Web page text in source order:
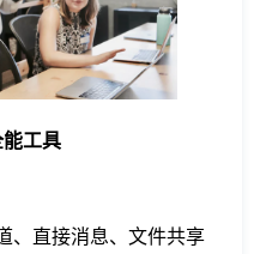
工具
、直接消息、文件共享